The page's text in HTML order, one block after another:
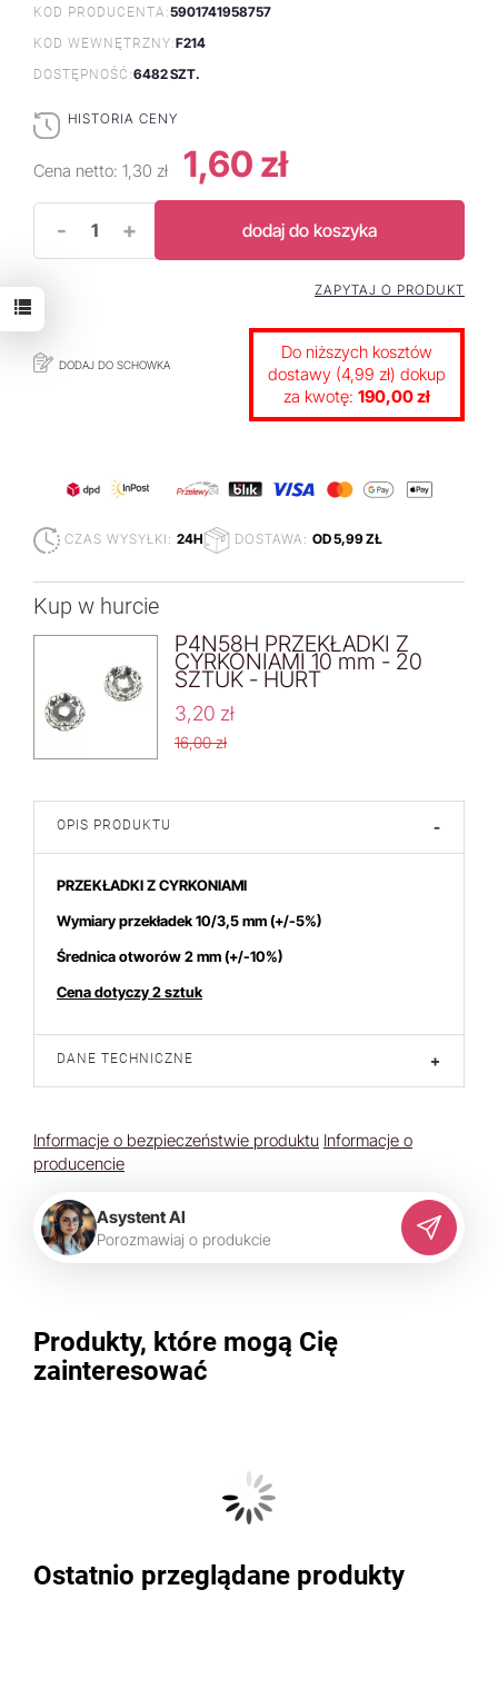
KOD PRODUCENTA:5901741958757
KOD WEWNĘTRZNY:F214
DOSTĘPNOŚĆ:6482 SZT.
HISTORIA CENY
Cena netto: 1,30 zł 1,60 zł
- + dodaj do koszyka
DODAJ DO SCHOWKA
ZAPYTAJ O PRODUKT
Do niższych kosztów
dostawy (4,99 zł) dokup
za kwotę: 190,00 zł
CZAS WYSYŁKI: 24H DOSTAWA: OD 5,99 ZŁ
Kup w hurcie
P4N58H PRZEKŁADKI Z
CYRKONIAMI 10 mm - 20
SZTUK - HURT
3,20 zł
16,00 zł
OPIS PRODUKTU -
PRZEKŁADKI Z CYRKONIAMI
Wymiary przekładek 10/3,5 mm(+/-5%)
Średnica otworów 2 mm (+/-10%)
Cena dotyczy 2 sztuk
DANE TECHNICZNE +
Informacje o bezpieczeństwie produktu Informacje o
producencie
Asystent AI
Porozmawiaj o produkcie
Produkty, które mogą Cię
zainteresować
Ostatnio przeglądane produkty